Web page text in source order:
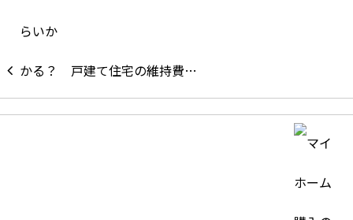
戸建て住宅の維持費…